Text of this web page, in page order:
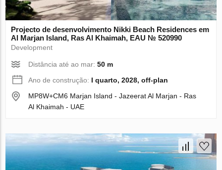
Projecto de desenvolvimento Nikki Beach Residences em
Al Marjan Island, Ras Al Khaimah, EAU № 520990
Development
Distância até ao mar:50 m
Ano de construção: I quarto, 2028, off-plan
MP8W+CM6 Marjan Island - Jazeerat Al Marjan - Ras
Al Khaimah - UAE